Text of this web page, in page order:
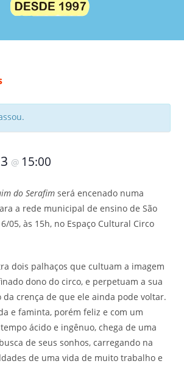
@ 15:00
do Serafim será encenado numa
a rede municipal de ensino de São
05, às 15h, no Espaço Cultural Circo
dois palhaços que cultuam a imagem
dono do circo, e perpetuam a sua
da crença de que ele ainda pode voltar.
e faminta, porém feliz e com um
ácido e ingênuo, chega de uma
de seus sonhos, carregando na
de uma vida de muito trabalho e